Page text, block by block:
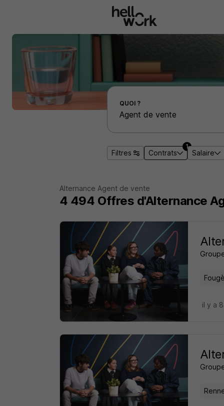
Effectuer une recherche d'emploi par localité
QUOI ?
Filtres Contrats
1
Salaire
Alternance Agent de vente
4 494 Offres d'Alternance
il y a